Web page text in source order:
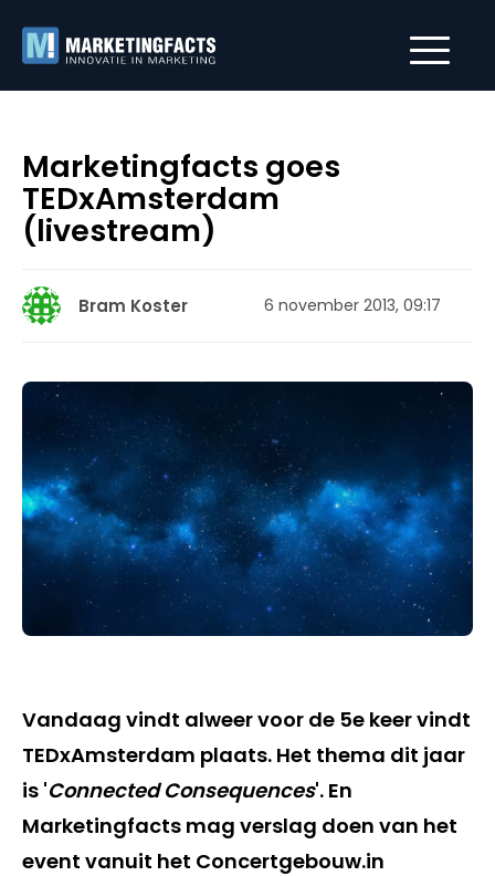
Marketingfacts goes
TEDxAmsterdam
(livestream)
Bram Koster 6 november 2013, 09:17
Vandaag vindt alweer voor de 5e keer vindt
TEDxAmsterdam plaats. Het thema dit jaar
is 'Connected Consequences'. En
Marketingfacts mag verslag doen van het
event vanuit het Concertgebouw.in